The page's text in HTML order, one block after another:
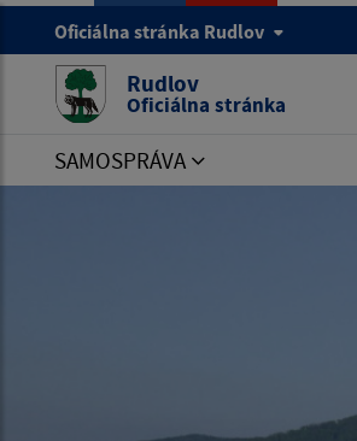
Oficiálna stránka Rudlov
Rudlov
Oficiálna stránka
SAMOSPRÁVA